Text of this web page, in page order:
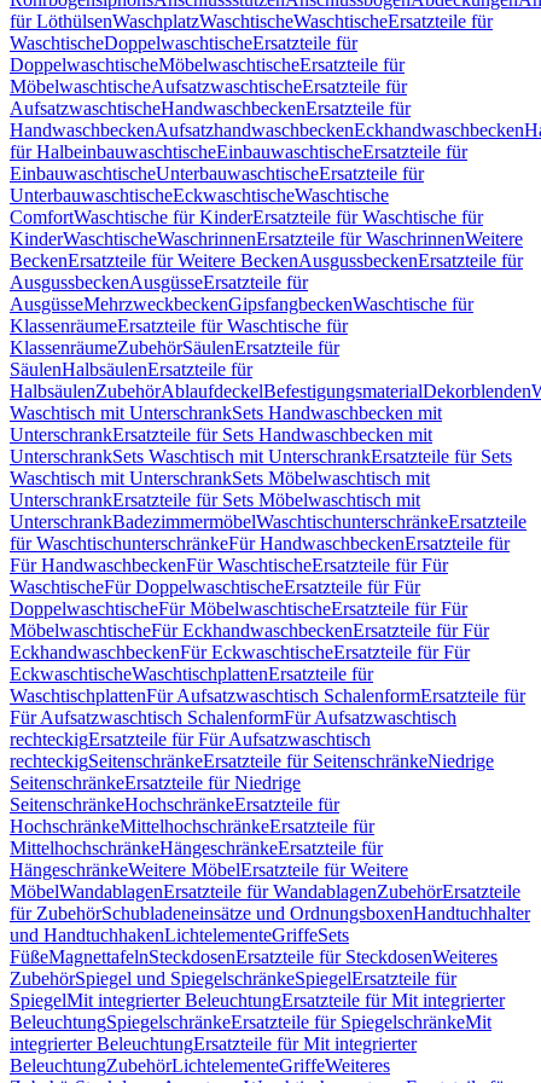
für LöthülsenWaschplatzWaschtischeWaschtischeErsatzteile für
WaschtischeDoppelwaschtischeErsatzteile für
DoppelwaschtischeMöbelwaschtischeErsatzteile für
MöbelwaschtischeAufsatzwaschtischeErsatzteile für
AufsatzwaschtischeHandwaschbeckenErsatzteile für
HandwaschbeckenAufsatzhandwaschbeckenEckhandwaschbecken
für HalbeinbauwaschtischeEinbauwaschtischeErsatzteile für
EinbauwaschtischeUnterbauwaschtischeErsatzteile für
UnterbauwaschtischeEckwaschtischeWaschtische
ComfortWaschtische für KinderErsatzteile für Waschtische für
KinderWaschtischeWaschrinnenErsatzteile für WaschrinnenWeitere
BeckenErsatzteile für Weitere BeckenAusgussbeckenErsatzteile für
AusgussbeckenAusgüsseErsatzteile für
AusgüsseMehrzweckbeckenGipsfangbeckenWaschtische für
KlassenräumeErsatzteile für Waschtische für
KlassenräumeZubehörSäulenErsatzteile für
SäulenHalbsäulenErsatzteile für
HalbsäulenZubehörAblaufdeckelBefestigungsmaterialDekorblenden
Waschtisch mit UnterschrankSets Handwaschbecken mit
UnterschrankErsatzteile für Sets Handwaschbecken mit
UnterschrankSets Waschtisch mit UnterschrankErsatzteile für Sets
Waschtisch mit UnterschrankSets Möbelwaschtisch mit
UnterschrankErsatzteile für Sets Möbelwaschtisch mit
UnterschrankBadezimmermöbelWaschtischunterschränkeErsatzteile
für WaschtischunterschränkeFür HandwaschbeckenErsatzteile für
Für HandwaschbeckenFür WaschtischeErsatzteile für Für
WaschtischeFür DoppelwaschtischeErsatzteile für Für
DoppelwaschtischeFür MöbelwaschtischeErsatzteile für Für
MöbelwaschtischeFür EckhandwaschbeckenErsatzteile für Für
EckhandwaschbeckenFür EckwaschtischeErsatzteile für Für
EckwaschtischeWaschtischplattenErsatzteile für
WaschtischplattenFür Aufsatzwaschtisch SchalenformErsatzteile für
Für Aufsatzwaschtisch SchalenformFür Aufsatzwaschtisch
rechteckigErsatzteile für Für Aufsatzwaschtisch
rechteckigSeitenschränkeErsatzteile für SeitenschränkeNiedrige
SeitenschränkeErsatzteile für Niedrige
SeitenschränkeHochschränkeErsatzteile für
HochschränkeMittelhochschränkeErsatzteile für
MittelhochschränkeHängeschränkeErsatzteile für
HängeschränkeWeitere MöbelErsatzteile für Weitere
MöbelWandablagenErsatzteile für WandablagenZubehörErsatzteile
für ZubehörSchubladeneinsätze und OrdnungsboxenHandtuchhalter
und HandtuchhakenLichtelementeGriffeSets
FüßeMagnettafelnSteckdosenErsatzteile für SteckdosenWeiteres
ZubehörSpiegel und SpiegelschränkeSpiegelErsatzteile für
SpiegelMit integrierter BeleuchtungErsatzteile für Mit integrierter
BeleuchtungSpiegelschränkeErsatzteile für SpiegelschränkeMit
integrierter BeleuchtungErsatzteile für Mit integrierter
BeleuchtungZubehörLichtelementeGriffeWeiteres